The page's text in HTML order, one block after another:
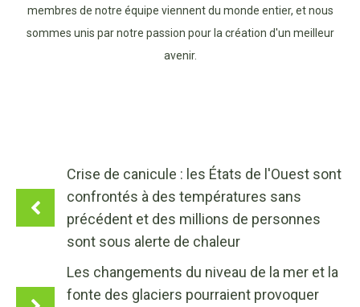
membres de notre équipe viennent du monde entier, et nous
sommes unis par notre passion pour la création d'un meilleur
avenir.
Crise de canicule : les États de l'Ouest sont
confrontés à des températures sans
précédent et des millions de personnes
sont sous alerte de chaleur
Les changements du niveau de la mer et la
fonte des glaciers pourraient provoquer